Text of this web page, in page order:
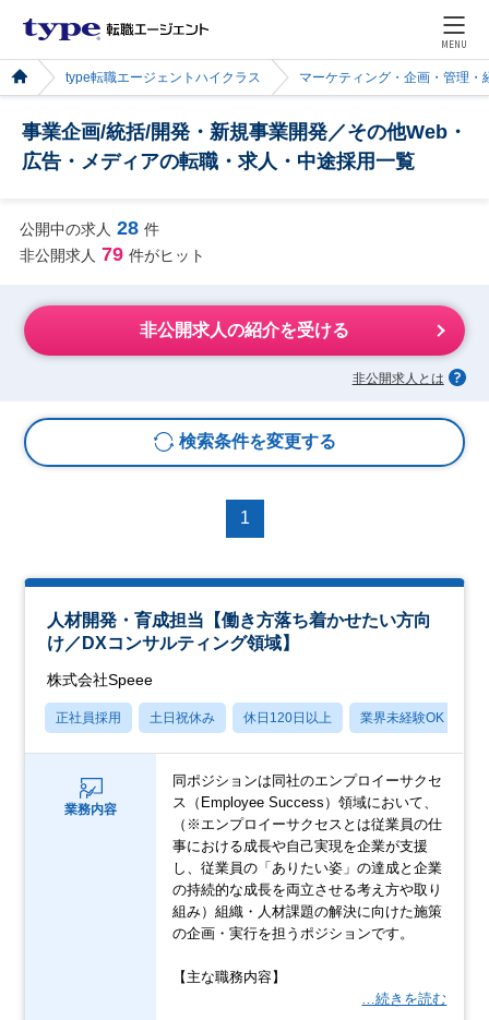
MENU
type転職エージェントハイクラス マーケティング・企画・管理・
事業企画/統括/開発・新規事業開発／その他Web・
広告・メディアの転職・求人・中途採用一覧
公開中の求人 28 件
非公開求人 79 件がヒット
非公開求人の紹介を受ける
非公開求人とは
検索条件を変更する
1
人材開発・育成担当【働き方落ち着かせたい方向
け／DXコンサルティング領域】
株式会社Speee
正社員採用 土日祝休み 休日120日以上 業界未経験OK
業務内容
同ポジションは同社のエンプロイーサクセ
ス（Employee Success）領域において、
（※エンプロイーサクセスとは従業員の仕
事における成長や自己実現を企業が支援
し、従業員の「ありたい姿」の達成と企業
の持続的な成長を両立させる考え方や取り
組み）組織・人材課題の解決に向けた施策
の企画・実行を担うポジションです。
【主な職務内容】
…続きを読む